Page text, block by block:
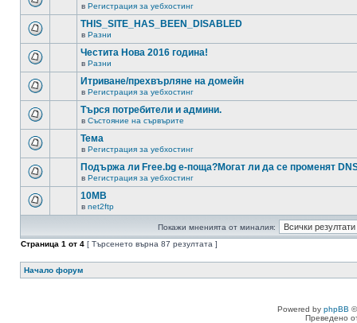
в Регистрация за уебхостинг
THIS_SITE_HAS_BEEN_DISABLED
в Разни
Честита Нова 2016 година!
в Разни
Итриване/прехвърляне на домейн
в Регистрация за уебхостинг
Търся потребители и админи.
в Състояние на сървърите
Тема
в Регистрация за уебхостинг
Подържа ли Free.bg е-поща?Могат ли да се променят
в Регистрация за уебхостинг
10MB
в net2ftp
Покажи мненията от миналия:
Страница 1 от 4 [ Търсенето върна 87 резултата ]
Начало форум
Powered by phpBB
Преведено